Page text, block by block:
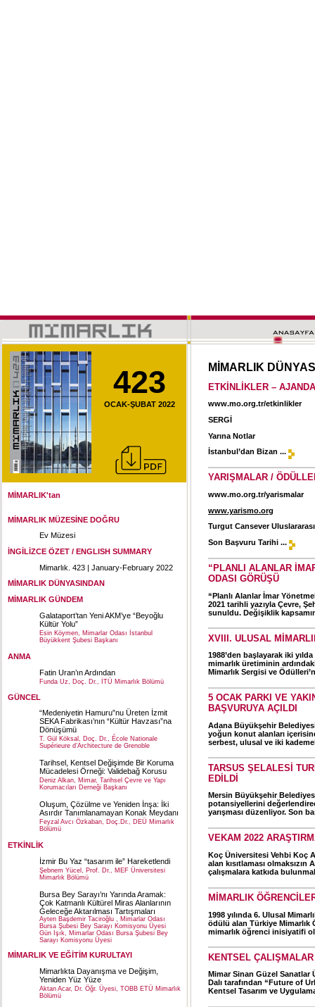
423
OCAK-ŞUBAT 2022
MİMARLIK'tan
MİMARLIK MÜZESİNE DOĞRU
Ev Müzesi
İNGİLİZCE ÖZET / ENGLISH SUMMARY
Mimarlık. 423 | January-February 2022
MİMARLIK DÜNYASINDAN
MİMARLIK GÜNDEM
Galataport’tan Yeni AKM’ye “Beyoğlu
Kültür Yolu”
Esin Köymen, Mimarlar Odası İstanbul
Büyükkent Şubesi Başkanı
ANMA
Fatin Uran’ın Ardından
Funda Uz, Doç. Dr., İTÜ Mimarlık Bölümü
GÜNCEL
“Medeniyetin Hamuru”nu Üreten İzmit
SEKA Fabrikası’nın “Kültür Havzası”na
Dönüşümü
T. Gül Köksal, Doç. Dr., École Nationale
Supérieure d’Architecture de Grenoble
Tarihsel, Kentsel Değişimde Bir Koruma
Mücadelesi Örneği: Validebağ Korusu
Deniz Alkan, Mimar, Tarihsel Çevre ve Yapı
Korumacıları Derneği Başkanı
Oluşum, Çözülme ve Yeniden İnşa: İki
Asırdır Tanımlanamayan Konak Meydanı
Feyzal Avcı Özkaban, Doç.Dr., DEÜ Mimarlık
Bölümü
ETKİNLİK
İzmir Bu Yaz “tasarım ile” Hareketlendi
Şebnem Yücel, Prof. Dr., MEF Üniversitesi
Mimarlık Bölümü
Bursa Bey Sarayı’nı Yarında Aramak:
Çok Katmanlı Kültürel Miras Alanlarının
Geleceğe Aktarılması Tartışmaları
Ayten Başdemir Taciroğlu , Mimarlar Odası
Bursa Şubesi Bey Sarayı Komisyonu Üyesi
Gün Işık, Mimarlar Odası Bursa Şubesi Bey
Sarayı Komisyonu Üyesi
MİMARLIK VE EĞİTİM KURULTAYI
Mimarlıkta Dayanışma ve Değişim,
Yeniden Yüz Yüze
Aktan Acar, Dr. Öğr. Üyesi, TOBB ETÜ Mimarlık
Bölümü
MİMARLIK
ETKİNLİKLER – AJANDA
www.mo.org.tr/etkinlikler
SERGİ
Yarına Notlar
İstanbul’dan Bizan ...
YARIŞMALAR /
www.mo.org.tr/yarismalar
www.yarismo.org
Turgut Cansever
Son Başvuru Tarihi ...
“PLANLI ALANLAR
ODASI GÖRÜŞÜ
“Planlı Alanlar İmar
2021 tarihli yazıyla Çevre,
sunuldu. Değişiklik
XVIII. ULUSAL
1988’den başlayarak iki
mimarlık üretiminin
Mimarlık Sergisi ve
5 OCAK PARKI VE
BAŞVURUYA AÇILDI
Adana Büyükşehir
yoğun konut alanları
serbest, ulusal ve iki
TARSUS ŞELALESİ
EDİLDİ
Mersin Büyükşehir
potansiyellerini
yarışması düzenliyor. Son
VEKAM 2022
Koç Üniversitesi Vehbi Koç
alan kısıtlaması
çalışmalara katkıda
MİMARLIK
1998 yılında 6. Ulusal
ödülü alan Türkiye Mimarlık
mimarlık öğrenci inisiyatifi
KENTSEL
Mimar Sinan Güzel
Dalı tarafından “Future of
Kentsel Tasarım ve